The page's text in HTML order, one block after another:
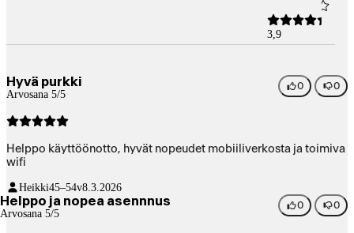
3,9
Hyvä purkki
Arvosana 5/5
0 0
Helppo käyttöönotto, hyvät nopeudet mobiiliverkosta ja toimiva
wifi
Heikki45–54v8.3.2026
Helppo ja nopea asennnus
Arvosana 5/5
0 0